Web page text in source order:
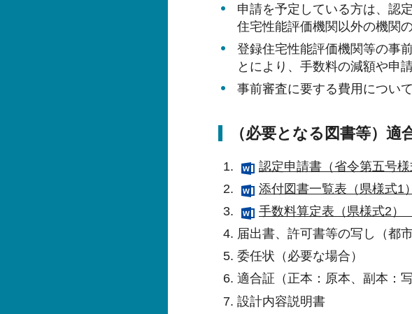
申請を予定している方は、認
住宅性能評価機関以外の機関
登録住宅性能評価機関等の事
とにより、手数料の減額や申
事前審査に要する費用につい
（必要となる図書等）
認定申請書（省令第五号様
添付図書一覧表（県様式1
手数料算定表（県様式2）
届出書、許可書等の写し（都
委任状（必要な場合）
適合証（正本：原本、副本：写
設計内容説明書